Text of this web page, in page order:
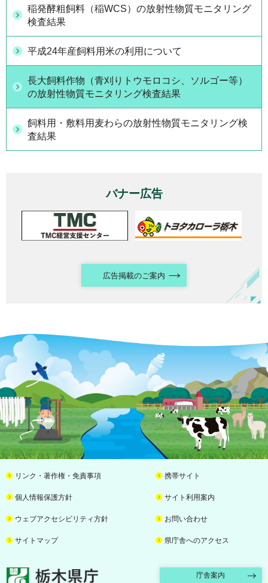
稲発酵粗飼料（稲WCS）の放射性物質モニタリング
検査結果
平成24年産飼料用米の利用について
長大飼料作物（青刈りトウモロコシ、ソルゴー等）
の放射性物質モニタリング検査結果
飼料用・敷料用麦わらの放射性物質モニタリング検
査結果
バナー広告
広告掲載のご案内
リンク・著作権・免責事項 携帯サイト
個人情報保護方針 サイト利用案内
ウェブアクセシビリティ方針 お問い合わせ
サイトマップ 県庁舎へのアクセス
栃木県庁 庁舎案内